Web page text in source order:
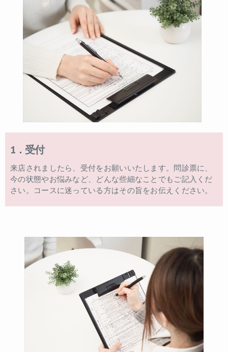
1．受付
来店されましたら、受付をお願いいたします。問診票に、
今の状態やお悩みなど、どんな些細なことでもご記入くだ
さい。コースに迷っている方はその旨をお伝えください。